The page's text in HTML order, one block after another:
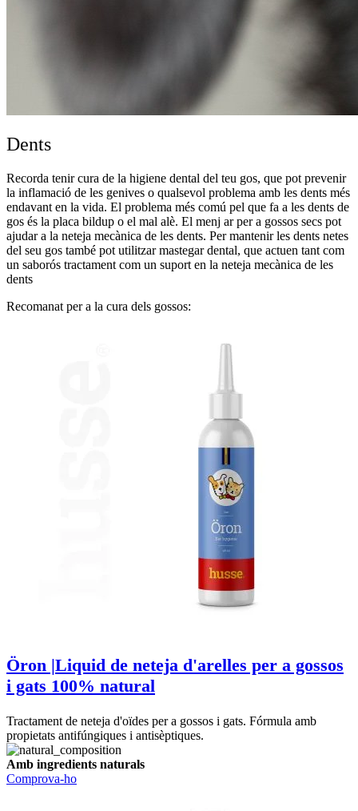
Dents
Recorda tenir cura de la higiene dental del teu gos, que pot prevenir
la inflamació de les genives o qualsevol problema amb les dents més
endavant en la vida. El problema més comú pel que fa a les dents de
gos és la placa bildup o el mal alè. El menj ar per a gossos secs pot
ajudar a la neteja mecànica de les dents. Per mantenir les dents netes
del seu gos també pot utilitzar mastegar dental, que actuen tant com
un saborós tractament com un suport en la neteja mecànica de les
dents
Recomanat per a la cura dels gossos:
Öron |Liquid de neteja d'arelles per a gossos
i gats 100% natural
Tractament de neteja d'oïdes per a gossos i gats. Fórmula amb
propietats antifúngiques i antisèptiques.
Amb ingredients naturals
Comprova-ho